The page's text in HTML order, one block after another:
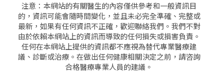
注意：本網站的有關醫生的內容僅供參考和一般資訊目
的，資訊可能會隨時間變化，並且未必完全準確、完整或
最新，如果有任何資訊不正確，歡迎聯絡我們。我們不對
由於依賴本網站上的資訊而導致的任何損失或損害負責。
任何在本網站上提供的資訊都不應視為替代專業醫療建
議、診斷或治療。在做出任何健康相關決定之前，請咨詢
合格醫療專業人員的建議。